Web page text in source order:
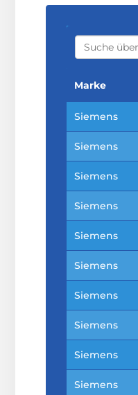
S
A
C
H
Marke
Siemens
Siemens
Siemens
Siemens
Siemens
Siemens
Siemens
Siemens
Siemens
Siemens